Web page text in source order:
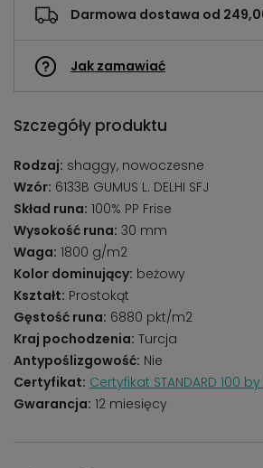
Darmowa dostawa od
Jak zamawiać
Szczegóły produktu
Rodzaj: shaggy, nowoczesne
Wzór: 6133B GUMUS L. DELHI SFJ
Skład runa: 100% PP Frise
Wysokość runa: 30 mm
Waga: 1800 g/m2
Kolor dominujący: beżowy
Kształt: Prostokąt
Gęstość runa: 6880 pkt/m2
Kraj pochodzenia: Turcja
Antypoślizgowość: Nie
Certyfikat: Certyfikat STANDARD 100 by
Gwarancja: 12 miesięcy